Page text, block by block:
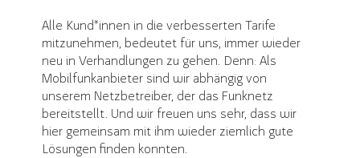
Alle Kund*innen in die verbesserten Tarife
mitzunehmen, bedeutet für uns, immer wieder
neu in Verhandlungen zu gehen. Denn: Als
Mobilfunkanbieter sind wir abhängig von
unserem Netzbetreiber, der das Funknetz
bereitstellt. Und wir freuen uns sehr, dass wir
hier gemeinsam mit ihm wieder ziemlich gute
Lösungen finden konnten.